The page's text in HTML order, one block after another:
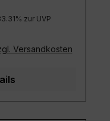
Preis: zur UVP
Versandkosten